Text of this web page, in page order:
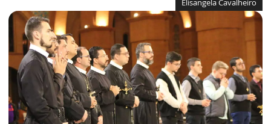
Elisangela Cavalheiro